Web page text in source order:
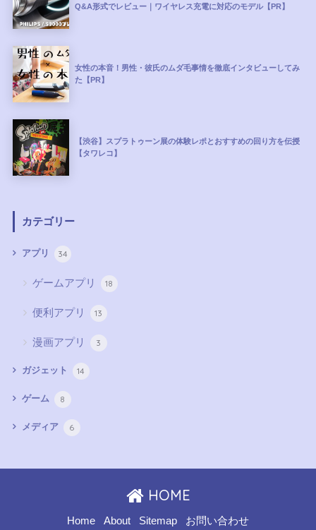
Q&A形式でレビュー｜ワイヤレス充電に対応のモデル【PR】
女性の本音！男性・彼氏のムダ毛事情を徹底インタビューしてみ
た【PR】
【渋谷】スプラトゥーン展の体験レポとおすすめの回り方を伝授
【タワレコ】
カテゴリー
アプリ 34
ゲームアプリ 18
便利アプリ 13
漫画アプリ 3
ガジェット 14
ゲーム 8
メディア 6
HOME
Home About Sitemap お問い合わせ